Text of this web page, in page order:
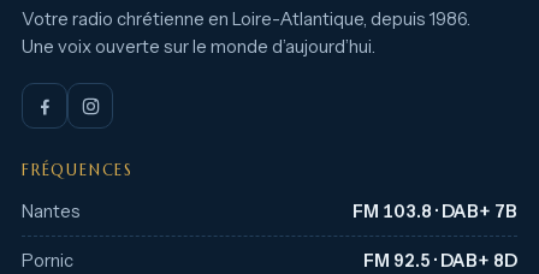
Votre radio chrétienne en Loire-Atlantique, depuis 1986.
Une voix ouverte sur le monde d’aujourd’hui.
FRÉQUENCES
Nantes FM 103.8 · DAB+ 7B
Pornic FM 92.5 · DAB+ 8D